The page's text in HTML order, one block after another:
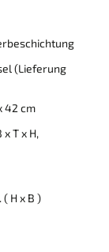
(Lieferung
42 cm
T x H,
H x B )